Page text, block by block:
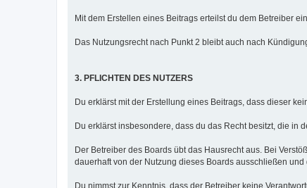
Mit dem Erstellen eines Beitrags erteilst du dem Betreiber
Das Nutzungsrecht nach Punkt 2 bleibt auch nach
3. PFLICHTEN DES NUTZERS
Du erklärst mit der Erstellung eines Beitrags, dass dieser
Du erklärst insbesondere, dass du das Recht besitzt, die in
Der Betreiber des Boards übt das Hausrecht aus. Bei
dauerhaft von der Nutzung dieses Boards ausschließen
Du nimmst zur Kenntnis, dass der Betreiber keine